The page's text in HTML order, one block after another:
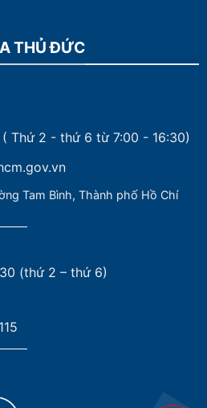
THỦ ĐỨC
( Thứ 2 - thứ 6 từ 7:00 - 16:30)
Tam Bình, Thành phố Hồ Chí
(thứ 2 – thứ 6)